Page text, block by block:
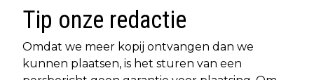
Tip onze redactie
Omdat we meer kopij ontvangen dan we
kunnen plaatsen, is het sturen van een